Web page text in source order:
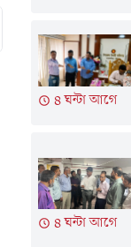
৪ ঘন্টা আগে
৪ ঘন্টা আগে